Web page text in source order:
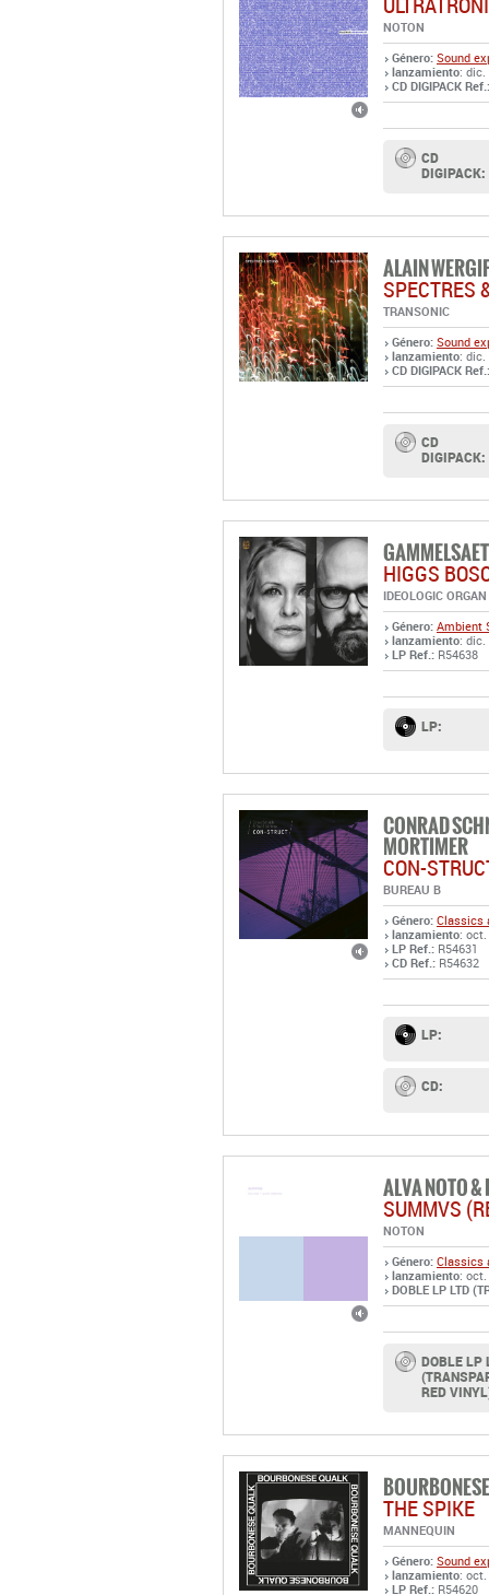
CD
DIGIPACK:
ALAIN
TRANSONIC
lanzamiento: dic.
CD DIGIPACK Ref.:
CD
DIGIPACK:
IDEOLOGIC ORGAN
lanzamiento: dic.
LP Ref.:R54638
LP:
CONRAD
CON-
BUREAU B
Género: Classics
lanzamiento: oct.
LP Ref.:R54631
CD Ref.:R54632
LP:
ALVA NOTO
NOTON
lanzamiento: oct.
DOBLE LP LTD
DOBLE LP
RED
MANNEQUIN
lanzamiento: oct.
LP Ref.:R54620
LP: